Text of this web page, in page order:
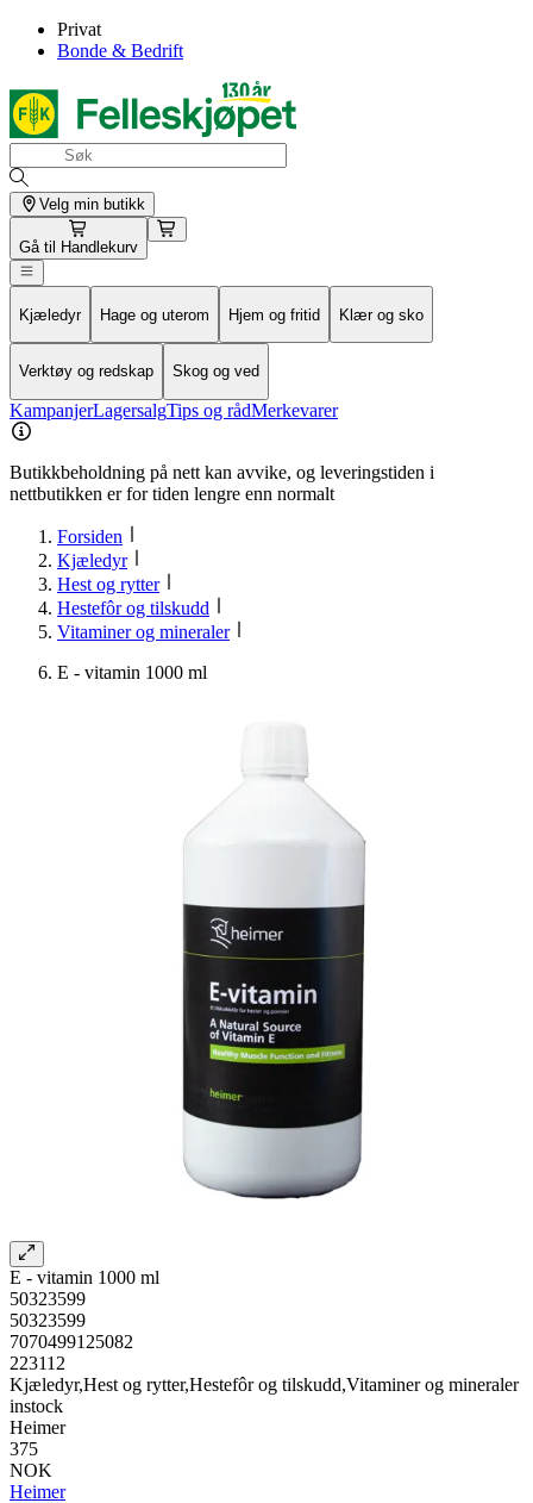
Privat
Bonde & Bedrift
Velg min butikk
Gå til Handlekurv
Kjæledyr Hage og uterom Hjem og fritid Klær og sko
Verktøy og redskap Skog og ved
KampanjerLagersalgTips og rådMerkevarer
Butikkbeholdning på nett kan avvike, og leveringstiden i
nettbutikken er for tiden lengre enn normalt
Forsiden
Kjæledyr
Hest og rytter
Hestefôr og tilskudd
Vitaminer og mineraler
E - vitamin 1000 ml
E - vitamin 1000 ml
50323599
50323599
7070499125082
223112
Kjæledyr,Hest og rytter,Hestefôr og tilskudd,Vitaminer og mineraler
instock
Heimer
375
NOK
Heimer